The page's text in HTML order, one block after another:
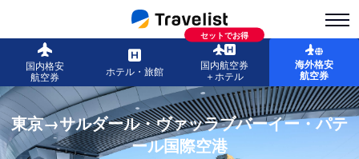
国内格安
航空券
ホテル・旅館
セットでお得
国内航空券
＋ホテル
海外格安
航空券
東京→サルダール・ヴァッラブバーイー・パテ
ール国際空港